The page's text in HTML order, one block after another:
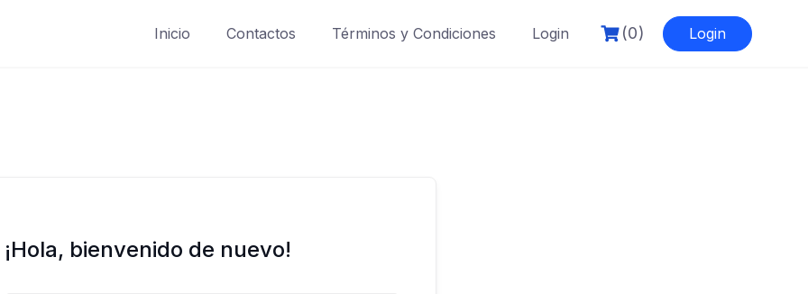
Inicio Contactos Términos y Condiciones Login (0) Login
¡Hola, bienvenido de nuevo!